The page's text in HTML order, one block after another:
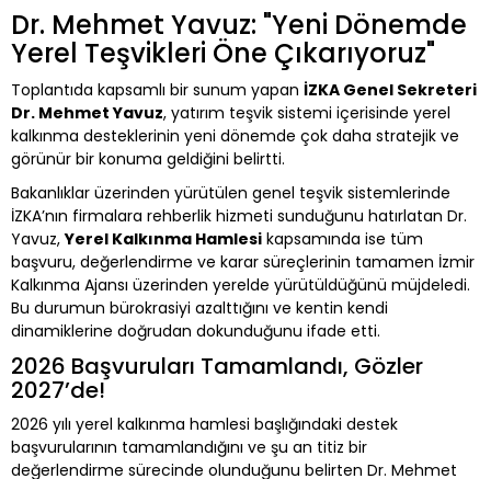
Dr. Mehmet Yavuz: "Yeni Dönemde
Yerel Teşvikleri Öne Çıkarıyoruz"
Toplantıda kapsamlı bir sunum yapan İZKA Genel Sekreteri
Dr. Mehmet Yavuz, yatırım teşvik sistemi içerisinde yerel
kalkınma desteklerinin yeni dönemde çok daha stratejik ve
görünür bir konuma geldiğini belirtti.
Bakanlıklar üzerinden yürütülen genel teşvik sistemlerinde
İZKA’nın firmalara rehberlik hizmeti sunduğunu hatırlatan Dr.
Yavuz,Yerel Kalkınma Hamlesi kapsamında ise tüm
başvuru, değerlendirme ve karar süreçlerinin tamamen İzmir
Kalkınma Ajansı üzerinden yerelde yürütüldüğünü müjdeledi.
Bu durumun bürokrasiyi azalttığını ve kentin kendi
dinamiklerine doğrudan dokunduğunu ifade etti.
2026 Başvuruları Tamamlandı, Gözler
2027’de!
2026 yılı yerel kalkınma hamlesi başlığındaki destek
başvurularının tamamlandığını ve şu an titiz bir
değerlendirme sürecinde olunduğunu belirten Dr. Mehmet